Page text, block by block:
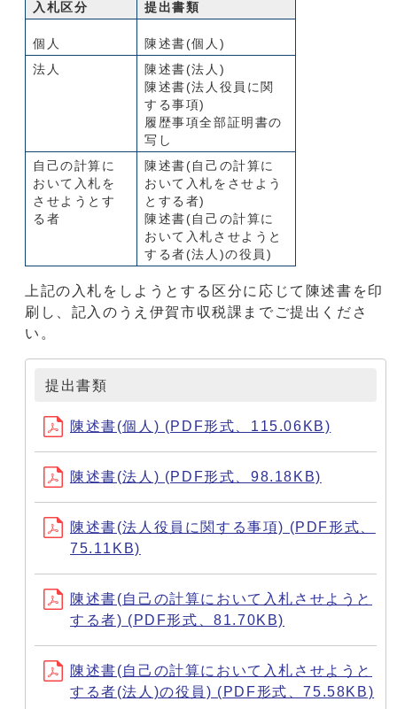
入札区分 提出書類
個人
陳述書(個人)
法人
陳述書(法人)
陳述書(法人役員に関
する事項)
履歴事項全部証明書の
写し
自己の計算に
おいて入札を
させようとす
る者
陳述書(自己の計算に
おいて入札をさせよう
とする者)
陳述書(自己の計算に
おいて入札させようと
する者(法人)の役員)
上記の入札をしようとする区分に応じて陳述書を印
刷し、記入のうえ伊賀市収税課までご提出くださ
い。
提出書類
陳述書(個人) (PDF形式、115.06KB)
陳述書(法人) (PDF形式、98.18KB)
陳述書(法人役員に関する事項) (PDF形式、
75.11KB)
陳述書(自己の計算において入札させようと
する者) (PDF形式、81.70KB)
陳述書(自己の計算において入札させようと
する者(法人)の役員) (PDF形式、75.58KB)